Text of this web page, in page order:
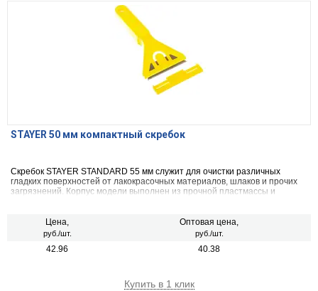
STAYER 50 мм компактный скребок
Скребок STAYER STANDARD 55 мм служит для очистки различных
гладких поверхностей от лакокрасочных материалов, шлаков и прочих
загрязнений. Корпус модели выполнен из прочной пластмассы и
Цена,
руб./шт.
Оптовая цена,
руб./шт.
42.96 40.38
Купить в 1 клик